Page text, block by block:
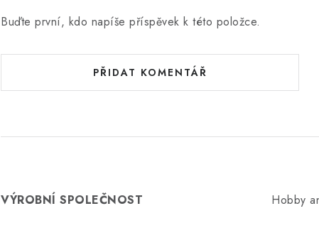
Buďte první, kdo napíše příspěvek k této položce.
PŘIDAT KOMENTÁŘ
VÝROBNÍ SPOLEČNOST Hobby